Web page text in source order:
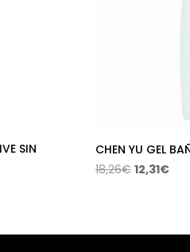
SIN
CHEN YU GEL
18,26€ El
12,31€El